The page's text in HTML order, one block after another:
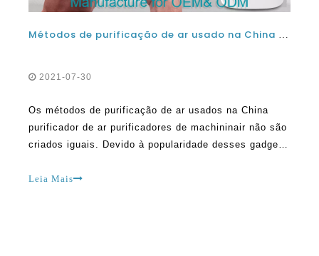
Métodos de purificação de ar usado na China Air purificador máquinas
2021-07-30
Os métodos de purificação de ar usados ​​na China
purificador de ar purificadores de machininair não são
criados iguais. Devido à popularidade desses gadgets
purificação que existem para ajudar no processo de
Leia Mais